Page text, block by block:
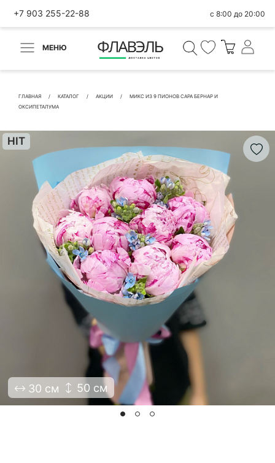
+7 903 255-22-88 с 8:00 до 20:00
МЕНЮ
ГЛАВНАЯ КАТАЛОГ АКЦИИ
МИКС ИЗ 9 ПИОНОВ САРА БЕРНАР И
ОКСИПЕТАЛУМА
HIT
30 см 50 см
ВЕРНУТЬСЯ
Быстрая покупка
КОНТАКТНЫЕ ДАННЫЕ
БЫСТРАЯ ПОКУПКА
Я принимаю Политику конфиденциальности и
Правила использования сайта ФЛАВЭЛЬ. Мы не
продаем ваши данные и храним их в безопасности